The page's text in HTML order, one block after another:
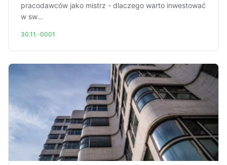
pracodawców jako mistrz - dlaczego warto inwestować
w sw...
30.11.-0001